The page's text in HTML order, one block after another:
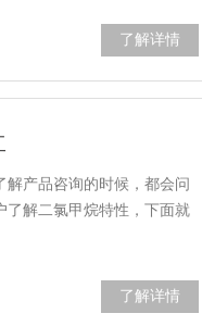
了解详情
产品咨询的时候，都会问
了解二氯甲烷特性，下面就
了解详情